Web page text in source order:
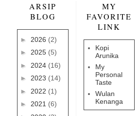
ARSIP
BLOG
► 2026 (2)
► 2025 (5)
► 2024 (16)
► 2023 (14)
► 2022 (1)
► 2021 (6)
MY
FAVORITE
LINK
Kopi
Arunika
My
Personal
Taste
Wulan
Kenanga